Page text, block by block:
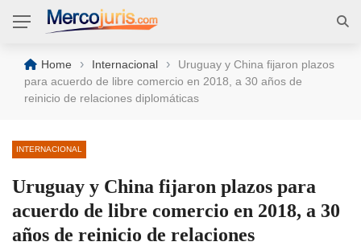
Home › Internacional ›
Uruguay y China fijaron plazos
para acuerdo de libre comercio en 2018, a 30 años de
reinicio de relaciones diplomáticas
INTERNACIONAL
Uruguay y China fijaron plazos para
acuerdo de libre comercio en 2018, a 30
años de reinicio de relaciones